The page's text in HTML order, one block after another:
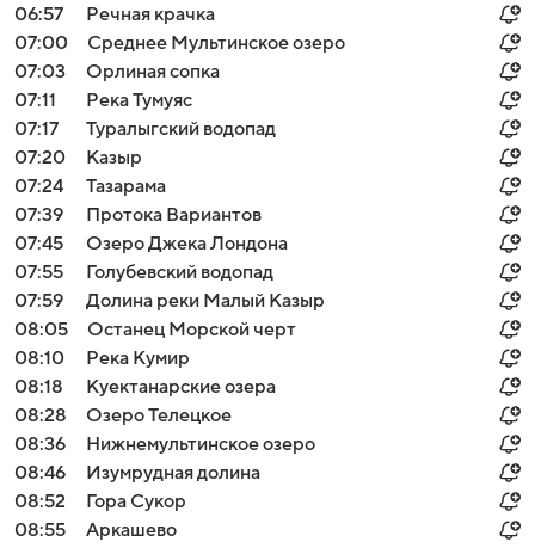
06:57
Речная крачка
07:00
Среднее Мультинское озеро
07:03
Орлиная сопка
07:11
Река Тумуяс
07:17
Туралыгский водопад
07:20
Казыр
07:24
Тазарама
07:39
Протока Вариантов
07:45
Озеро Джека Лондона
07:55
Голубевский водопад
07:59
Долина реки Малый Казыр
08:05
Останец Морской черт
08:10
Река Кумир
08:18
Куектанарские озера
08:28
Озеро Телецкое
08:36
Нижнемультинское озеро
08:46
Изумрудная долина
08:52
Гора Сукор
08:55
Аркашево